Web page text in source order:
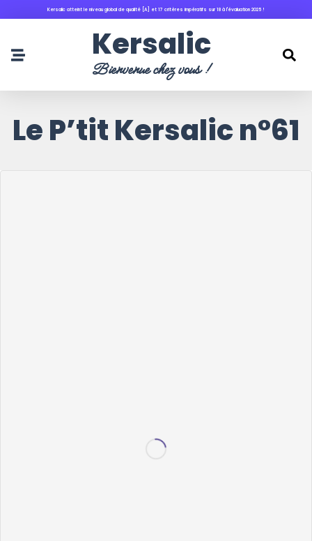
principalKersalic atteint le niveau global de qualité [A] et 17 critères impératifs sur 18 à l'évaluation 2025 !
Kersalic
Bienvenue chez vous !
Le P’tit Kersalic n°61